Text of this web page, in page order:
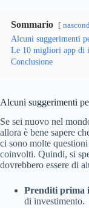
Sommario
Alcuni suggerimenti
Le 10 migliori app di
Conclusione
Alcuni suggerimenti
Se sei nuovo nel
allora è bene sapere
ci sono molte
coinvolti. Quindi, si
dovrebbero essere di
Prenditi prima
di investimento.